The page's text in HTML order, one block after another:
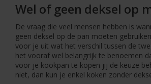
Wel of geen deksel op
De vraag die veel mensen hebben is
geen deksel op de pan moeten
voor je uit wat het verschil tussen de
het vooraf wel belangrijk te benoemen
voor je kookpan te kopen jij de keuze
niet, dan kun je enkel koken zonder